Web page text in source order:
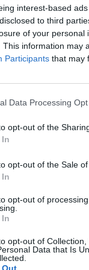
interest-based
to third
of your personal
This information may
Participants that may
Data Processing
opt-out of the
opt-out of the Sale of
opt-out of
opt-out of
Data that Is
Εγώ θα
Απάντηση
Ο/Η
21/08/2020
Και αν έχεις
Απάντηση
Ο/
Με την αύξηση